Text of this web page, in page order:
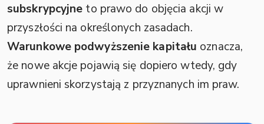
subskrypcyjne to prawo do objęcia akcji w
przyszłości na określonych zasadach.
Warunkowe podwyższenie kapitału oznacza,
że nowe akcje pojawią się dopiero wtedy, gdy
uprawnieni skorzystają z przyznanych im praw.